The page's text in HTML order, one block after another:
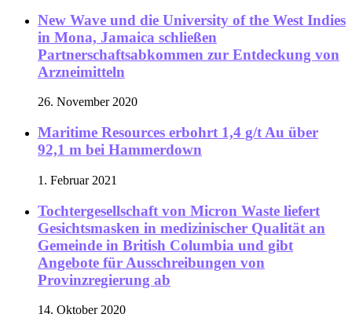
New Wave und die University of the West Indies
in Mona, Jamaica schließen
Partnerschaftsabkommen zur Entdeckung von
Arzneimitteln
26. November 2020
Maritime Resources erbohrt 1,4 g/t Au über
92,1 m bei Hammerdown
1. Februar 2021
Tochtergesellschaft von Micron Waste liefert
Gesichtsmasken in medizinischer Qualität an
Gemeinde in British Columbia und gibt
Angebote für Ausschreibungen von
Provinzregierung ab
14. Oktober 2020